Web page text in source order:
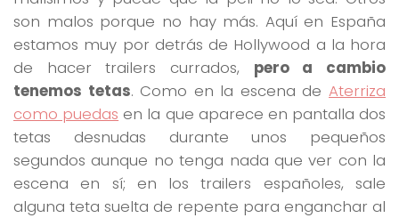
son malos porque no hay más. Aquí en España
estamos muy por detrás de Hollywood a la hora
de hacer trailers currados, pero a cambio
tenemos tetas. Como en la escena deAterriza
como puedas en la que aparece en pantalla dos
tetas desnudas durante unos pequeños
segundos aunque no tenga nada que ver con la
escena en sí; en los trailers españoles, sale
alguna teta suelta de repente para enganchar al